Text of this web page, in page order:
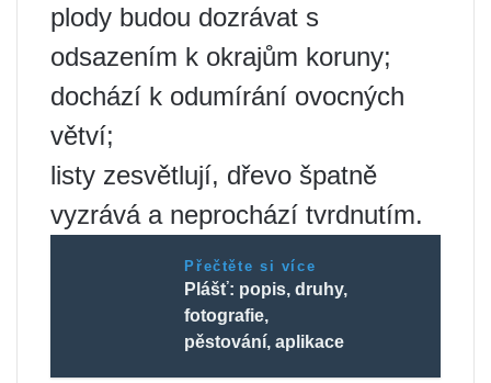
plody budou dozrávat s
odsazením k okrajům koruny;
dochází k odumírání ovocných
větví;
listy zesvětlují, dřevo špatně
vyzrává a neprochází tvrdnutím.
Přečtěte si více
Plášť: popis, druhy,
fotografie,
pěstování, aplikace